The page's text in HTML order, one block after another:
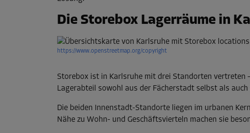
Die Storebox Lagerräume in
https://www.openstreetmap.org/copyright
Storebox ist in Karlsruhe mit drei Standorten vertreten
Lagerabteil sowohl aus der Fächerstadt selbst als
Die beiden Innenstadt-Standorte liegen im urbanen
Nähe zu Wohn- und Geschäftsvierteln machen sie